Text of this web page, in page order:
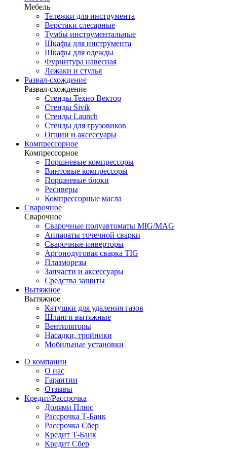
Мебель
Тележки для инструмента
Верстаки слесарные
Тумбы инструментальные
Шкафы для инструмента
Шкафы для одежды
Фурнитура навесная
Лежаки и стулья
Развал-схождение
Развал-схождение
Стенды Техно Вектор
Стенды Sivik
Стенды Launch
Стенды для грузовиков
Опции и аксессуары
Компрессорное
Компрессорное
Поршневые компрессоры
Винтовые компрессоры
Поршневые блоки
Ресиверы
Компрессорные масла
Сварочное
Сварочное
Сварочные полуавтоматы MIG/MAG
Аппараты точечной сварки
Сварочные инверторы
Аргонодуговая сварка TIG
Плазморезы
Запчасти и аксессуары
Средства защиты
Вытяжное
Вытяжное
Катушки для удаления газов
Шланги вытяжные
Вентиляторы
Насадки, тройники
Мобильные установки
О компании
О нас
Гарантии
Отзывы
Кредит/Рассрочка
Долями Плюс
Рассрочка Т-Банк
Рассрочка Сбер
Кредит Т-Банк
Кредит Сбер